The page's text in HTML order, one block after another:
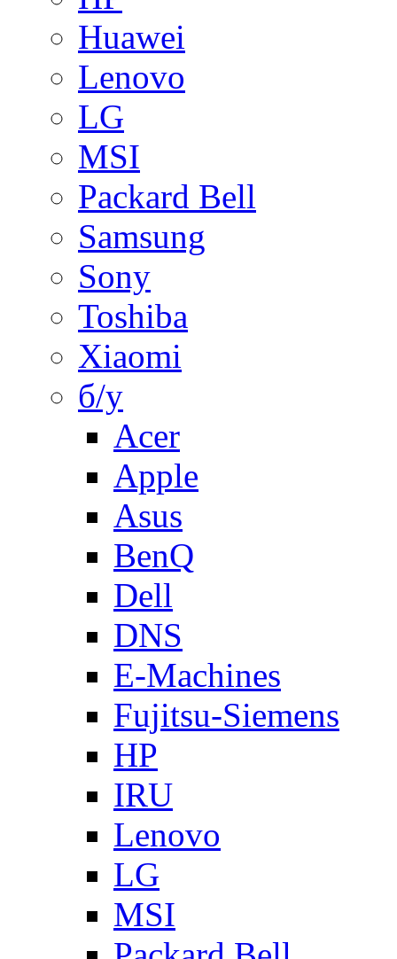
Huawei
Lenovo
LG
MSI
Packard Bell
Samsung
Sony
Toshiba
Xiaomi
б/у
Acer
Apple
Asus
BenQ
Dell
DNS
E-Machines
Fujitsu-Siemens
HP
IRU
Lenovo
LG
MSI